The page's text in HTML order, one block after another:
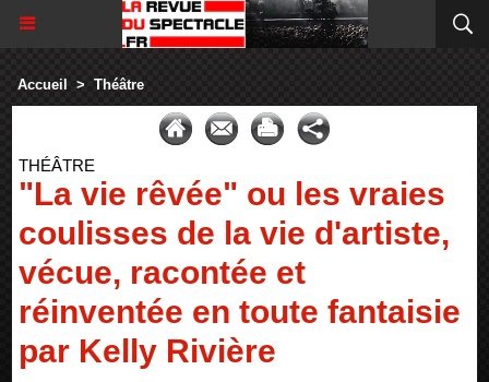
Accueil > Théâtre
THÉÂTRE
"La vie rêvée" ou les vraies
coulisses de la vie d'artiste,
vécue, racontée et
réinventée en toute fantaisie
par Kelly Rivière